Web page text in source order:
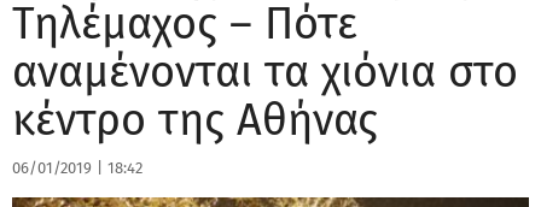
Τηλέμαχος – Πότε
αναμένονται τα χιόνια στο
κέντρο της Αθήνας
06/01/2019 18:42